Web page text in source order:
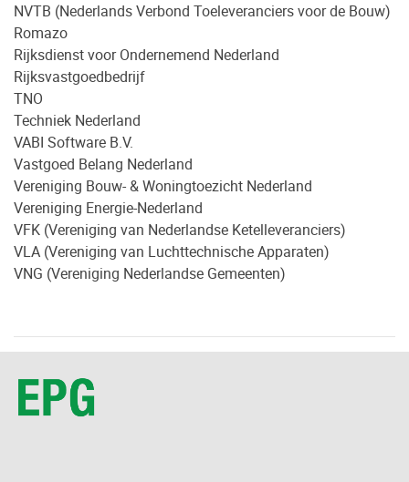
NVTB (Nederlands Verbond Toeleveranciers voor de Bouw)
Romazo
Rijksdienst voor Ondernemend Nederland
Rijksvastgoedbedrijf
TNO
Techniek Nederland
VABI Software B.V.
Vastgoed Belang Nederland
Vereniging Bouw- & Woningtoezicht Nederland
Vereniging Energie-Nederland
VFK (Vereniging van Nederlandse Ketelleveranciers)
VLA (Vereniging van Luchttechnische Apparaten)
VNG (Vereniging Nederlandse Gemeenten)